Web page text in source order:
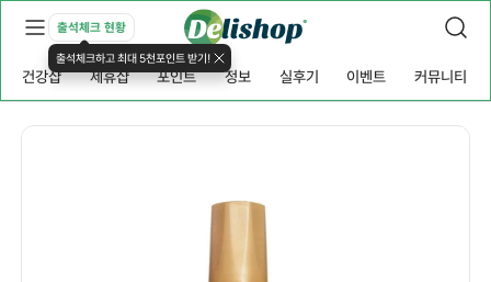
출석체크 현황
출석체크하고 최대 5천포인트 받기!
건강샵 제휴샵 포인트 정보 실후기 이벤트 커뮤니티